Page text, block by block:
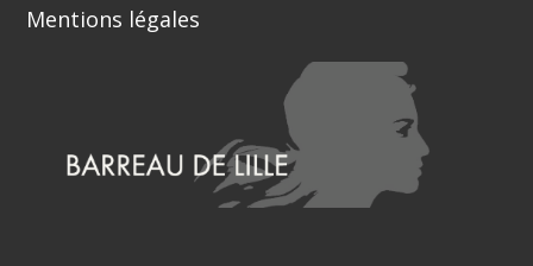
Mentions légales